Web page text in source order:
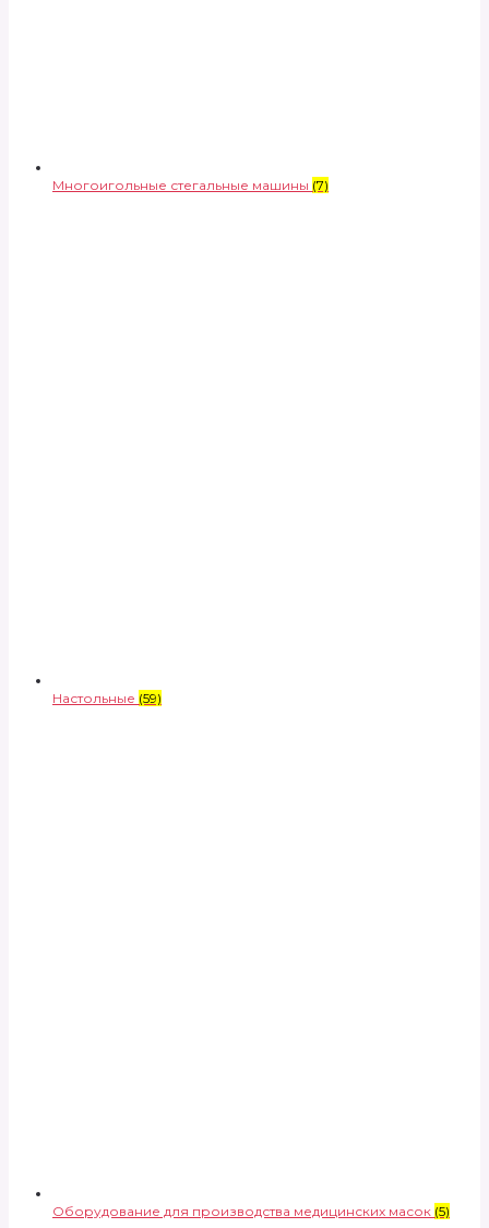
Многоигольные стегальные машины (7)
Настольные (59)
Оборудование для производства медицинских масок (5)